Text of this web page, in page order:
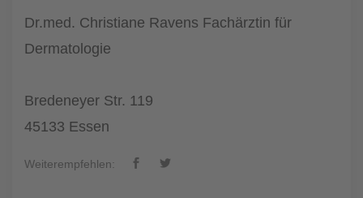
Dr.med. Christiane Ravens Fachärztin für
Dermatologie
Bredeneyer Str. 119
45133 Essen
Weiterempfehlen: